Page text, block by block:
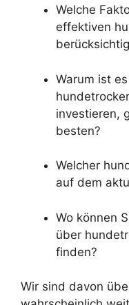
Welche
effektiven
Warum ist
investieren,
besten?
Welcher
auf dem
Wo können
über
finden?
Wir sind davon